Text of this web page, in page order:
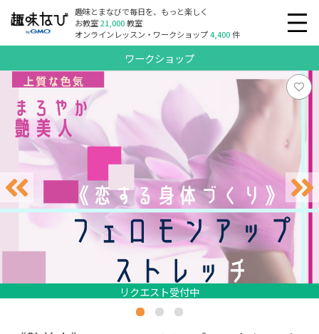
趣味とまなびで毎日を、もっと楽しく
お教室21,000教室
オンラインレッスン・ワークショップ4,400件
ワークショップ
リクエスト受付中
リクエスト受付中
リクエスト受付中
リクエスト受付中